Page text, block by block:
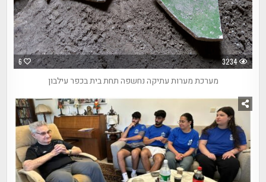
6 3234
מערכת מערות עתיקה נחשפה תחת בית בכפר עילבון